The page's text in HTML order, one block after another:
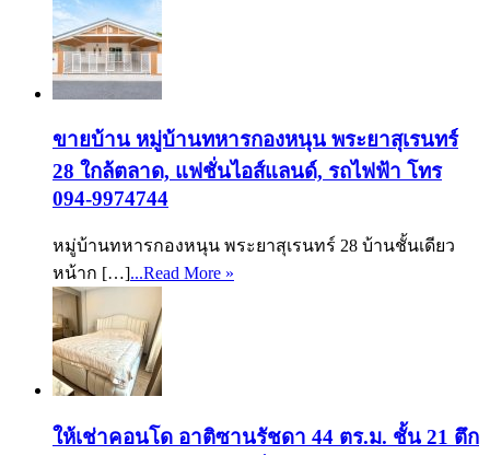
ขายบ้าน หมู่บ้านทหารกองหนุน พระยาสุเรนทร์
28 ใกล้ตลาด, แฟชั่นไอส์แลนด์, รถไฟฟ้า โทร
094-9974744
หมู่บ้านทหารกองหนุน พระยาสุเรนทร์ 28 บ้านชั้นเดียว
หน้าก […]...Read More »
ให้เช่าคอนโด อาติซานรัชดา 44 ตร.ม. ชั้น 21 ตึก